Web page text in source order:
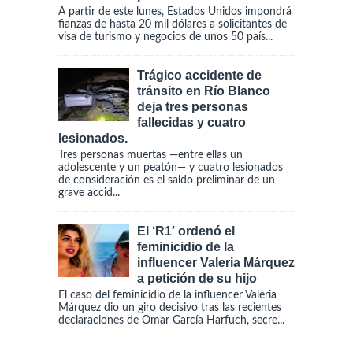
A partir de este lunes, Estados Unidos impondrá
fianzas de hasta 20 mil dólares a solicitantes de
visa de turismo y negocios de unos 50 país...
Trágico accidente de
tránsito en Río Blanco
deja tres personas
fallecidas y cuatro
lesionados.
Tres personas muertas —entre ellas un
adolescente y un peatón— y cuatro lesionados
de consideración es el saldo preliminar de un
grave accid...
El ‘R1′ ordenó el
feminicidio de la
influencer Valeria Márquez
a petición de su hijo
El caso del feminicidio de la influencer Valeria
Márquez dio un giro decisivo tras las recientes
declaraciones de Omar García Harfuch, secre...